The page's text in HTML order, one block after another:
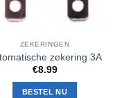
ZEKERINGEN
zekering 3A
€8.99
BESTEL NU